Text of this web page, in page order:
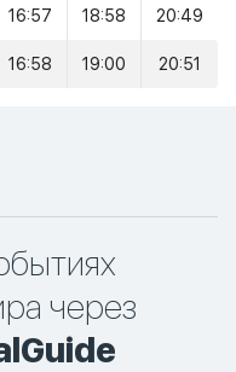
16:57 18:58 20:49
16:58 19:00 20:51
через